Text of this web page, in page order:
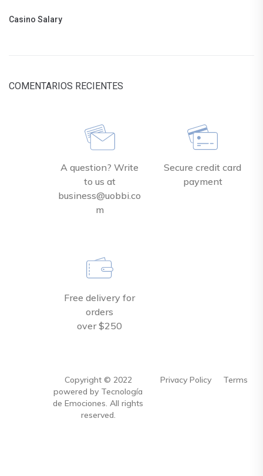
Casino Salary
COMENTARIOS RECIENTES
A question? Write
to us at
business@uobbi.co
m
Secure credit card
payment
Free delivery for
orders
over $250
Copyright © 2022
powered by Tecnología
de Emociones. All rights
reserved.
Privacy Policy Terms